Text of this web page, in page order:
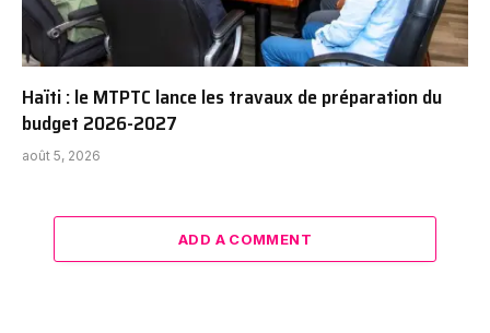
Haïti : le MTPTC lance les travaux de préparation du
budget 2026-2027
août 5, 2026
ADD A COMMENT